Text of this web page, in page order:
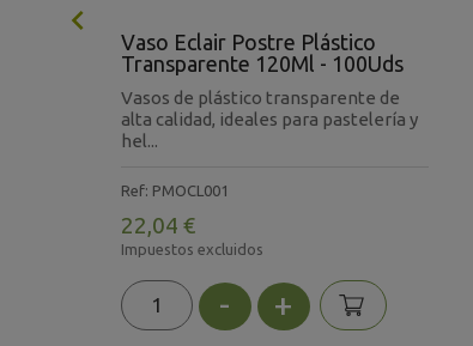

Vaso Eclair Postre Plástico
Transparente 120Ml - 100Uds
Vasos de plástico transparente de
alta calidad, ideales para pastelería y
hel...
Ref: PMOCL001
22,04 €
Impuestos excluidos
- +